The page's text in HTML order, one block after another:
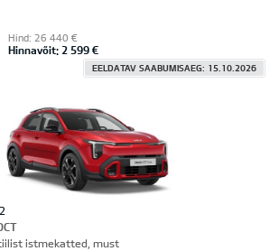
Hind: 26 440 €
Hinnavõit: 2 599 €
EELDATAV SAABUMISAEG: 15.10.2026
istmekatted, must